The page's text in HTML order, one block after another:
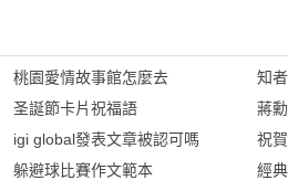
桃園愛情故事館怎麼去
圣誕節卡片祝福語
igi global發表文章被認可嗎
躲避球比賽作文範本
知
蔣
祝
經